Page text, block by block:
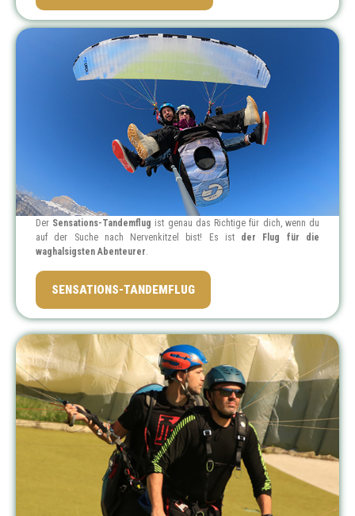
Der Sensations-Tandemflug ist genau das Richtige für dich, wenn du
auf der Suche nach Nervenkitzel bist! Es ist der Flug für die
waghalsigsten Abenteurer
PREIS: 99 €
SENSATIONS-TANDEMFLUG